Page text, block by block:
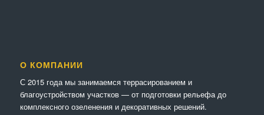
О КОМПАНИИ
С 2015 года мы занимаемся террасированием и
благоустройством участков — от подготовки рельефа до
комплексного озеленения и декоративных решений.